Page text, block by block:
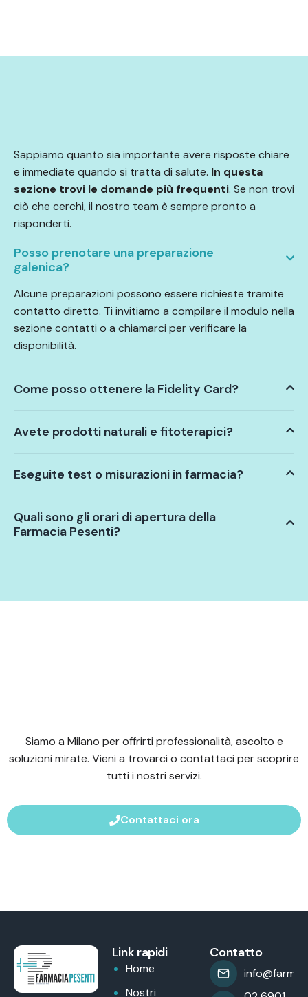
Sappiamo quanto sia importante avere risposte chiare
e immediate quando si tratta di salute. In questa
sezione trovi le domande più frequenti. Se non trovi
ciò che cerchi, il nostro team è sempre pronto a
risponderti.
Posso prenotare una preparazione
galenica?
Alcune preparazioni possono essere richieste tramite
contatto diretto. Ti invitiamo a compilare il modulo nella
sezione contatti o a chiamarci per verificare la
disponibilità.
Come posso ottenere la Fidelity Card?
Avete prodotti naturali e fitoterapici?
Eseguite test o misurazioni in farmacia?
Quali sono gli orari di apertura della
Farmacia Pesenti?
Siamo a Milano per offrirti professionalità, ascolto e
soluzioni mirate. Vieni a trovarci o contattaci per scoprire
tutti i nostri servizi.
Contattaci ora
Link rapidi
Home
Nostri
Contatto